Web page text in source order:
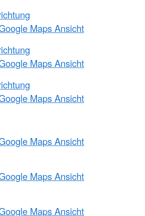
Maps Ansicht
Maps Ansicht
Maps Ansicht
Maps Ansicht
Maps Ansicht
Maps Ansicht